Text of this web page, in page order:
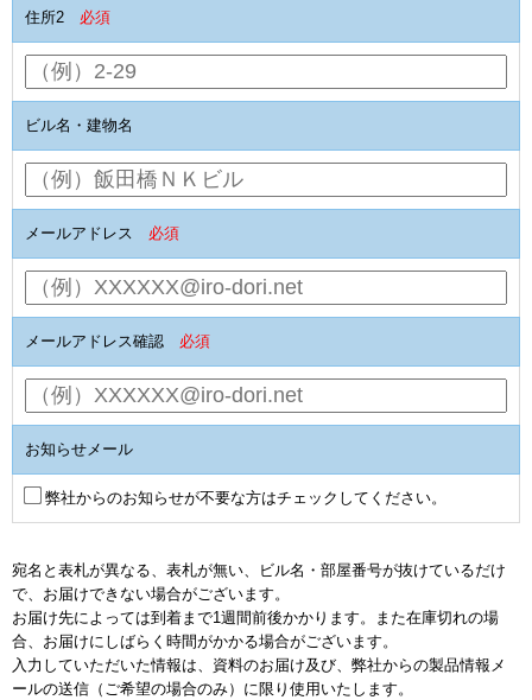
住所2 必須
ビル名・建物名
メールアドレス 必須
メールアドレス確認 必須
お知らせメール
弊社からのお知らせが不要な方はチェックしてください。
宛名と表札が異なる、表札が無い、ビル名・部屋番号が抜けているだけ
で、お届けできない場合がございます。
お届け先によっては到着まで1週間前後かかります。また在庫切れの場
合、お届けにしばらく時間がかかる場合がございます。
入力していただいた情報は、資料のお届け及び、弊社からの製品情報メ
ールの送信（ご希望の場合のみ）に限り使用いたします。